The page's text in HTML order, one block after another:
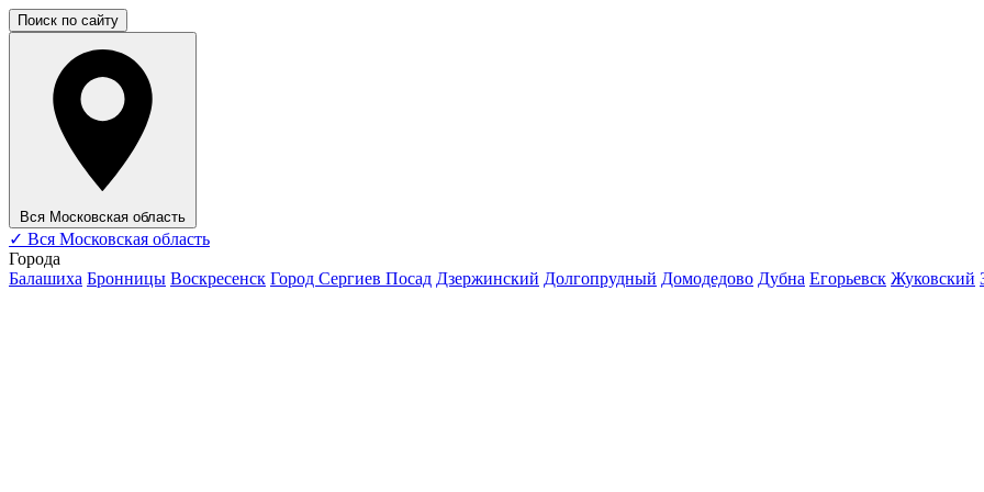
Поиск по сайту
Вся Московская область
✓ Вся Московская область
Города
Балашиха Бронницы Воскресенск Город Сергиев Посад Дзержинский Долгопрудный Домодедово Дубна Егорьевск Жуковский